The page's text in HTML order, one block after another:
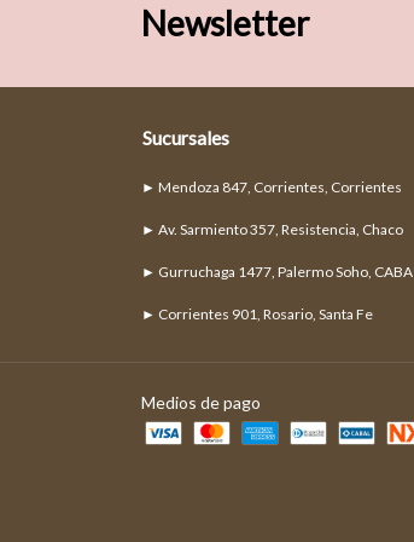
Newsletter
Sucursales
► Mendoza 847, Corrientes, Corrientes
► Av. Sarmiento 357, Resistencia, Chaco
► Gurruchaga 1477, Palermo Soho, CABA
► Corrientes 901, Rosario, Santa Fe
Medios de pago